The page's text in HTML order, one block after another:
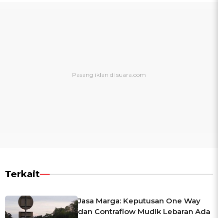
Terkait
Jasa Marga: Keputusan One Way
dan Contraflow Mudik Lebaran Ada